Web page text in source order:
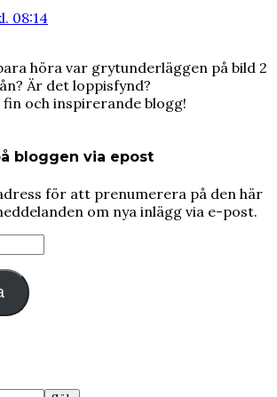
08:14
höra var grytunderläggen på bild 2
Är det loppisfynd?
och inspirerande blogg!
bloggen via epost
för att prenumerera på den här
om nya inlägg via e-post.